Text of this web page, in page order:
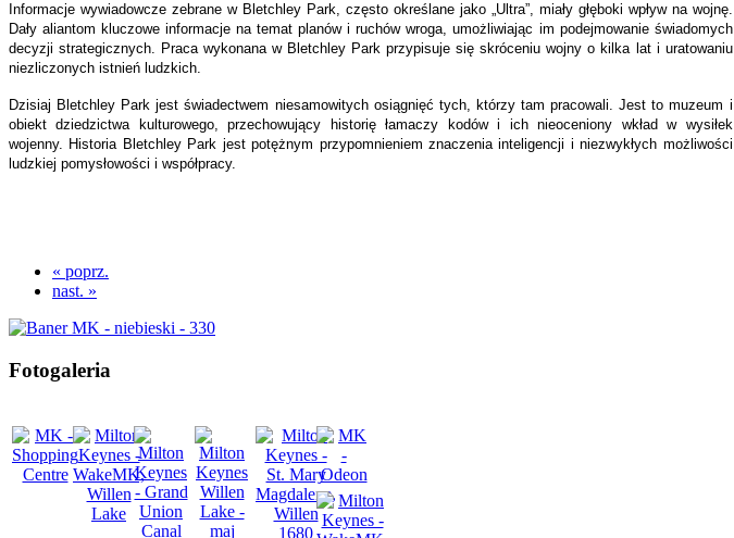
Informacje wywiadowcze zebrane w Bletchley Park, często określane jako „Ultra”, miały głęboki wpływ na wojnę.
Dały aliantom kluczowe informacje na temat planów i ruchów wroga, umożliwiając im podejmowanie świadomych
decyzji strategicznych. Praca wykonana w Bletchley Park przypisuje się skróceniu wojny o kilka lat i uratowaniu
niezliczonych istnień ludzkich.
Dzisiaj Bletchley Park jest świadectwem niesamowitych osiągnięć tych, którzy tam pracowali. Jest to muzeum i
obiekt dziedzictwa kulturowego, przechowujący historię łamaczy kodów i ich nieoceniony wkład w wysiłek
wojenny. Historia Bletchley Park jest potężnym przypomnieniem znaczenia inteligencji i niezwykłych możliwości
ludzkiej pomysłowości i współpracy.
« poprz.
nast. »
Fotogaleria